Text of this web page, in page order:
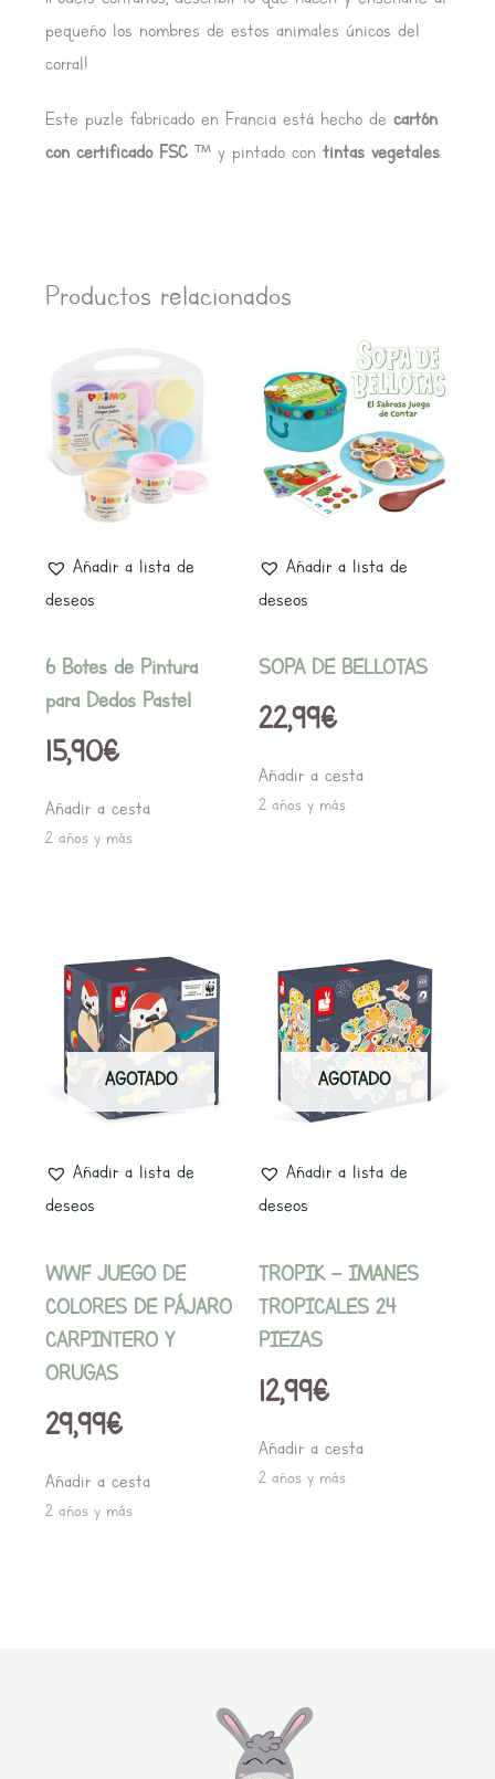
pequeño los nombres de estos animales únicos del
corral!
Este puzle fabricado en Francia está hecho de cartón
con certificado FSC™ y pintado con tintas vegetales.
Productos relacionados
Añadir a lista de
deseos
6 Botes de Pintura
para Dedos Pastel
15,90€
Añadir a cesta
2 años y más
Añadir a lista de
deseos
SOPA DE BELLOTAS
22,99€
Añadir a cesta
2 años y más
AGOTADO
Añadir a lista de
deseos
WWF JUEGO DE
COLORES DE PÁJARO
CARPINTERO Y
ORUGAS
29,99€
Añadir a cesta
2 años y más
AGOTADO
Añadir a lista de
deseos
TROPIK – IMANES
TROPICALES 24
PIEZAS
12,99€
Añadir a cesta
2 años y más